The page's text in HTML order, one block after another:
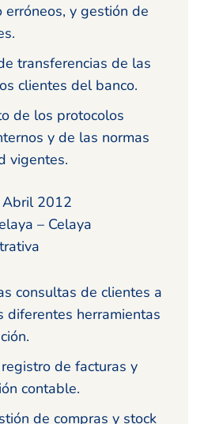
erróneos, y gestión de
transferencias de las
clientes del banco.
de los protocolos
y de las normas
vigentes.
2012
– Celaya
consultas de clientes a
diferentes herramientas
de facturas y
contable.
de compras y stock